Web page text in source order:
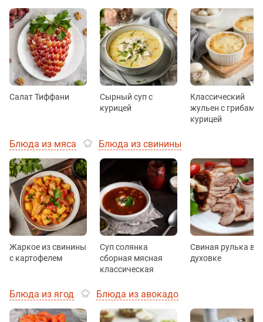
Салат Тиффани
Сырный суп с
курицей
Классический
жульен с грибами
курицей
Блюда из мяса Блюда из свинины
Жаркое из свинины
с картофелем
Суп солянка
сборная мясная
классическая
Свиная рулька в
духовке
Блюда из ягод Блюда из авокадо